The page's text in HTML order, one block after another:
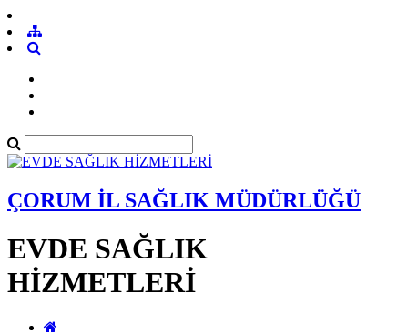
ÇORUM İL SAĞLIK MÜDÜRLÜĞÜ
EVDE SAĞLIK
HİZMETLERİ